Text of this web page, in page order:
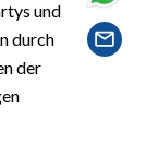
und
durch
der